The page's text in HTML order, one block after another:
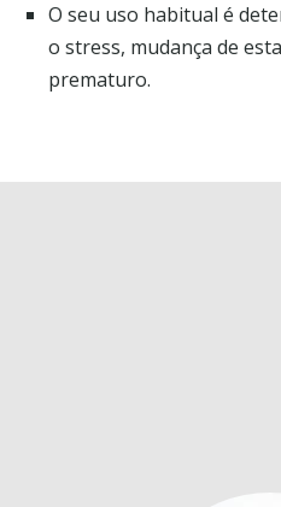
O seu uso habitual é
o stress, mudança de
prematuro.